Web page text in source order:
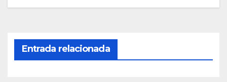
Entrada relacionada